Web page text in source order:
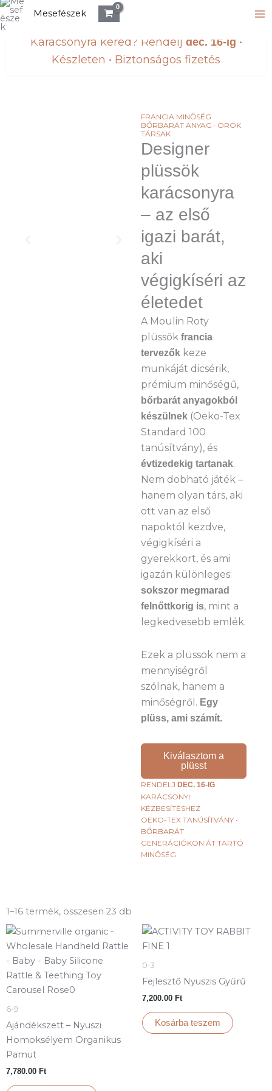
Skip
to
Mesefészek
Karácsonyra kéred? Rendelj dec. 16-ig •
Készleten • Biztonságos fizetés
FRANCIA MINŐSÉG ·
BŐRBARÁT ANYAG · ÖRÖK
TÁRSAK
Designer
plüssök
karácsonyra
– az első
igazi barát,
aki
végigkíséri az
életedet
A Moulin Roty
plüssök francia
tervezőkkeze
munkáját dicsérik,
prémium minőségű,
bőrbarát anyagokból
készülnek(Oeko-Tex
Standard 100
tanúsítvány), és
évtizedekig tartanak.
Nem dobható játék –
hanem olyan társ, aki
ott van az első
napoktól kezdve,
végigkíséri a
gyerekkort, és ami
igazán különleges:
sokszor megmarad
felnőttkorig is, mint a
legkedvesebb emlék.
Ezek a plüssök nem a
mennyiségről
szólnak, hanem a
minőségről. Egy
plüss, ami számít.
Kiválasztom a
plüsst
RENDELJ DEC. 16-IG
KARÁCSONYI
KÉZBESÍTÉSHEZ
OEKO-TEX TANÚSÍTVÁNY •
BŐRBARÁT
GENERÁCIÓKON ÁT TARTÓ
MINŐSÉG
1–16 termék, összesen 23 db
6-9
Ajándékszett – Nyuszi
Homoksélyem Organikus
Pamut
7,780.00 Ft
0-3
Fejlesztő Nyuszis Gyűrű
7,200.00 Ft
Kosárba teszem